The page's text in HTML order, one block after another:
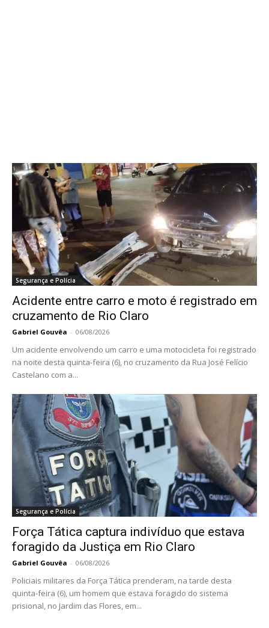
Segurança e Polícia
Acidente entre carro e moto é registrado em
cruzamento de Rio Claro
Gabriel Gouvêa - 06/08/2026
Um acidente envolvendo um carro e uma motocicleta foi registrado
na noite desta quinta-feira (6), no cruzamento da Rua José Felício
Castelano com a...
Segurança e Polícia
Força Tática captura indivíduo que estava
foragido da Justiça em Rio Claro
Gabriel Gouvêa - 06/08/2026
Policiais militares da Força Tática prenderam, na tarde desta
quinta-feira (6), um homem que estava foragido do sistema
prisional, no Jardim das Flores, em...